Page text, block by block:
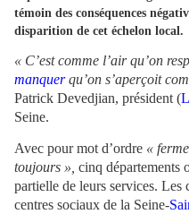
témoin des conséquences
disparition de cet échelon local.
« C’est comme l’air qu’on
manquerqu’on s’aperçoit
Patrick Devedjian, président (
Seine.
Avec pour mot d’ordre «
toujours », cinq départements
partielle de leurs services. Les
centres sociaux de la Seine-